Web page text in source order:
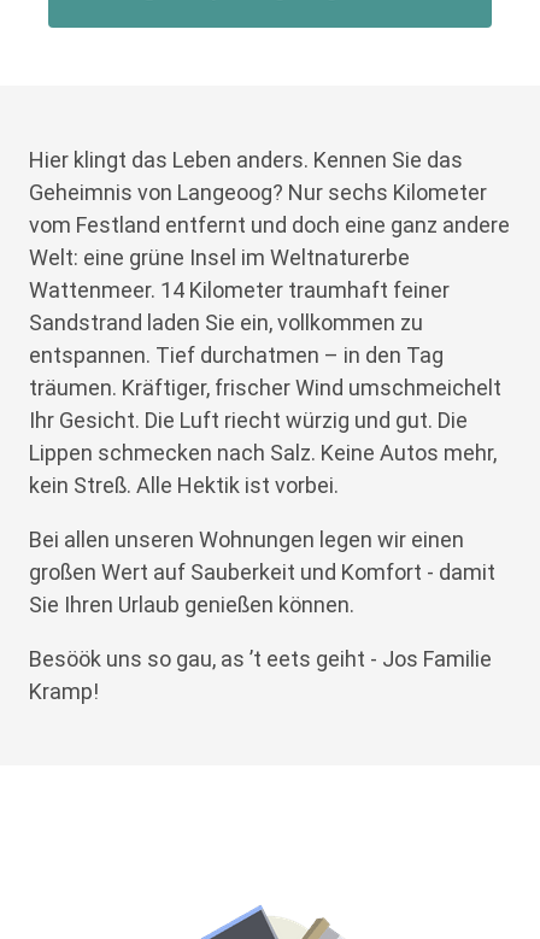
Hier klingt das Leben anders. Kennen Sie das
Geheimnis von Langeoog? Nur sechs Kilometer
vom Festland entfernt und doch eine ganz andere
Welt: eine grüne Insel im Weltnaturerbe
Wattenmeer. 14 Kilometer traumhaft feiner
Sandstrand laden Sie ein, vollkommen zu
entspannen. Tief durchatmen – in den Tag
träumen. Kräftiger, frischer Wind umschmeichelt
Ihr Gesicht. Die Luft riecht würzig und gut. Die
Lippen schmecken nach Salz. Keine Autos mehr,
kein Streß. Alle Hektik ist vorbei.
Bei allen unseren Wohnungen legen wir einen
großen Wert auf Sauberkeit und Komfort - damit
Sie Ihren Urlaub genießen können.
Besöök uns so gau, as ’t eets geiht - Jos Familie
Kramp!